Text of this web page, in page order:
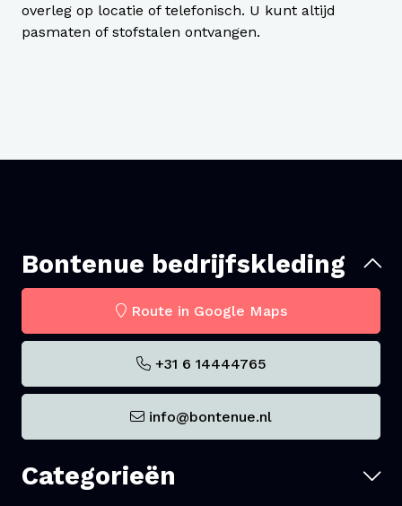
overleg op locatie of telefonisch. U kunt altijd
pasmaten of stofstalen ontvangen.
Bontenue bedrijfskleding
Route in Google Maps
+31 6 14444765
info@bontenue.nl
Categorieën